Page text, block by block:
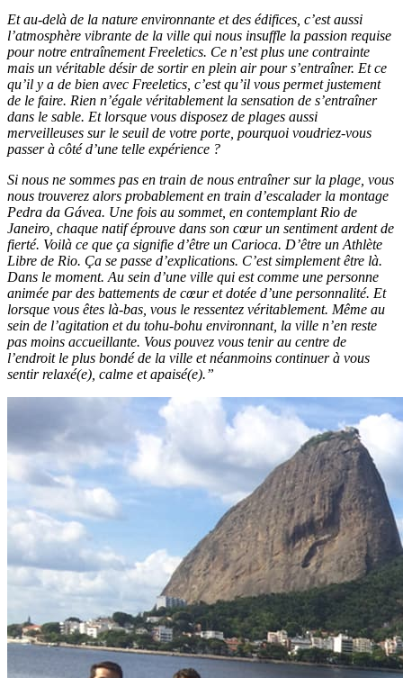
Et au-delà de la nature environnante et des édifices, c’est aussi
l’atmosphère vibrante de la ville qui nous insuffle la passion requise
pour notre entraînement Freeletics. Ce n’est plus une contrainte
mais un véritable désir de sortir en plein air pour s’entraîner. Et ce
qu’il y a de bien avec Freeletics, c’est qu’il vous permet justement
de le faire. Rien n’égale véritablement la sensation de s’entraîner
dans le sable. Et lorsque vous disposez de plages aussi
merveilleuses sur le seuil de votre porte, pourquoi voudriez-vous
passer à côté d’une telle expérience ?
Si nous ne sommes pas en train de nous entraîner sur la plage, vous
nous trouverez alors probablement en train d’escalader la montage
Pedra da Gávea. Une fois au sommet, en contemplant Rio de
Janeiro, chaque natif éprouve dans son cœur un sentiment ardent de
fierté. Voilà ce que ça signifie d’être un Carioca. D’être un Athlète
Libre de Rio. Ça se passe d’explications. C’est simplement être là.
Dans le moment. Au sein d’une ville qui est comme une personne
animée par des battements de cœur et dotée d’une personnalité. Et
lorsque vous êtes là-bas, vous le ressentez véritablement. Même au
sein de l’agitation et du tohu-bohu environnant, la ville n’en reste
pas moins accueillante. Vous pouvez vous tenir au centre de
l’endroit le plus bondé de la ville et néanmoins continuer à vous
sentir relaxé(e), calme et apaisé(e).”